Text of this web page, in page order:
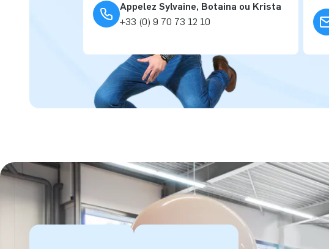
Appelez Sylvaine, Botaina ou Krista
+33 (0) 9 70 73 12 10